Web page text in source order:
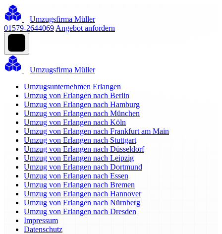
Umzugsfirma Müller
01579-2644069 Angebot anfordern
Umzugsfirma Müller
Umzugsunternehmen Erlangen
Umzug von Erlangen nach Berlin
Umzug von Erlangen nach Hamburg
Umzug von Erlangen nach München
Umzug von Erlangen nach Köln
Umzug von Erlangen nach Frankfurt am Main
Umzug von Erlangen nach Stuttgart
Umzug von Erlangen nach Düsseldorf
Umzug von Erlangen nach Leipzig
Umzug von Erlangen nach Dortmund
Umzug von Erlangen nach Essen
Umzug von Erlangen nach Bremen
Umzug von Erlangen nach Hannover
Umzug von Erlangen nach Nürnberg
Umzug von Erlangen nach Dresden
Impressum
Datenschutz